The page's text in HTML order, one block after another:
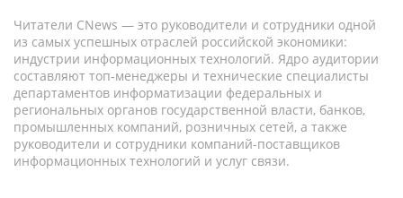
Читатели CNews — это руководители и сотрудники одной
из самых успешных отраслей российской экономики:
индустрии информационных технологий. Ядро аудитории
составляют топ-менеджеры и технические специалисты
департаментов информатизации федеральных и
региональных органов государственной власти, банков,
промышленных компаний, розничных сетей, а также
руководители и сотрудники компаний-поставщиков
информационных технологий и услуг связи.